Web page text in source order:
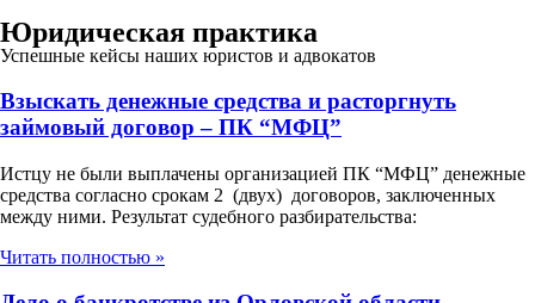
Юридическая практика
Успешные кейсы наших юристов и адвокатов
Взыскать денежные средства и расторгнуть
займовый договор – ПК “МФЦ”
Истцу не были выплачены организацией ПК “МФЦ” денежные
средства согласно срокам 2 (двух) договоров, заключенных
между ними. Результат судебного разбирательства:
Читать полностью »